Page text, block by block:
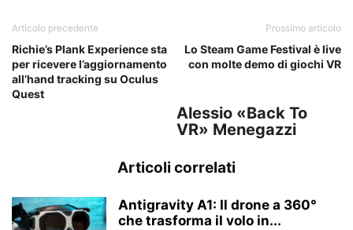
Articolo precedente
Richie’s Plank Experience sta
per ricevere l’aggiornamento
all’hand tracking su Oculus
Quest
Prossimo articolo
Lo Steam Game Festival è live
con molte demo di giochi VR
Alessio «Back To
VR» Menegazzi
Articoli correlati
Antigravity A1: Il drone a 360°
che trasforma il volo in...